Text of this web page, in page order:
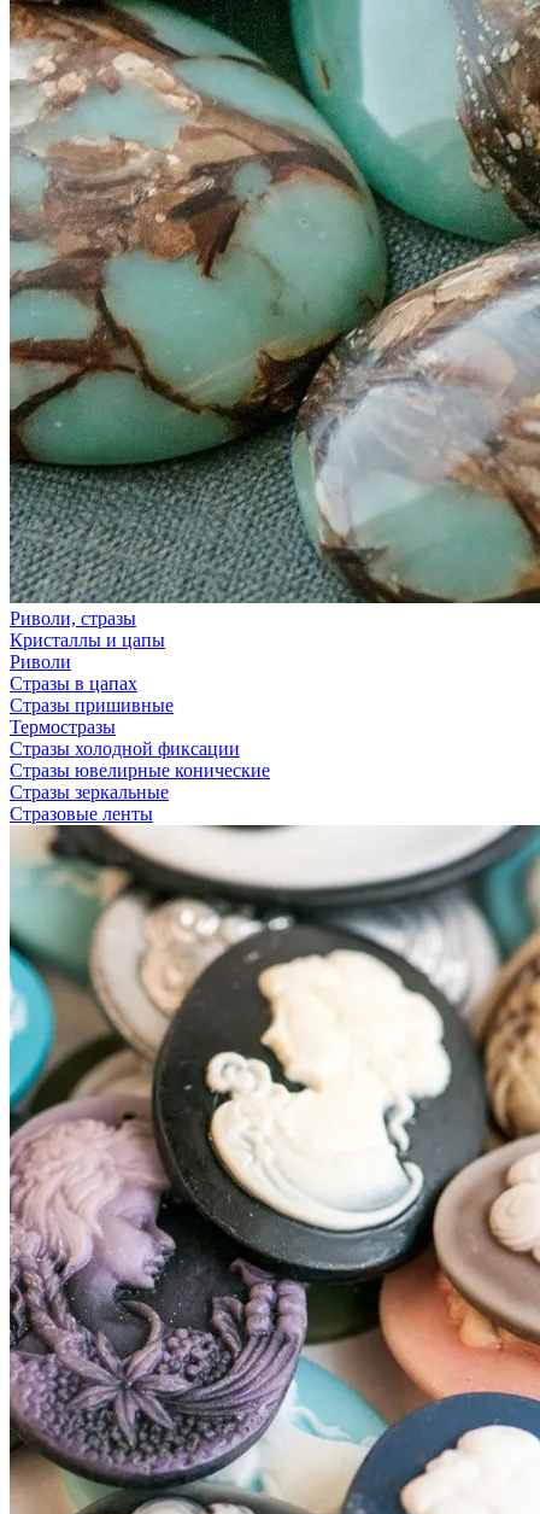
Риволи, стразы
Кристаллы и цапы
Риволи
Стразы в цапах
Стразы пришивные
Термостразы
Стразы холодной фиксации
Стразы ювелирные конические
Стразы зеркальные
Стразовые ленты